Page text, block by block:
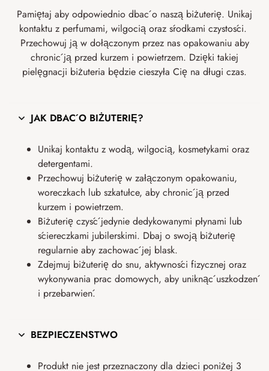
Pamiętaj aby odpowiednio dbać o naszą biżuterię. Unikaj
kontaktu z perfumami, wilgocią oraz środkami czystości.
Przechowuj ją w dołączonym przez nas opakowaniu aby
chronić ją przed kurzem i powietrzem. Dzięki takiej
pielęgnacji biżuteria będzie cieszyła Cię na długi czas.
JAK DBAĆ O BIŻUTERIĘ?
Unikaj kontaktu z wodą, wilgocią, kosmetykami oraz
detergentami.
Przechowuj biżuterię w załączonym opakowaniu,
woreczkach lub szkatułce, aby chronić ją przed
kurzem i powietrzem.
Biżuterię czyść jedynie dedykowanymi płynami lub
ściereczkami jubilerskimi. Dbaj o swoją biżuterię
regularnie aby zachować jej blask.
Zdejmuj biżuterię do snu, aktywności fizycznej oraz
wykonywania prac domowych, aby uniknąć uszkodzeń
i przebarwień.
BEZPIECZEŃSTWO
Produkt nie jest przeznaczony dla dzieci poniżej 3